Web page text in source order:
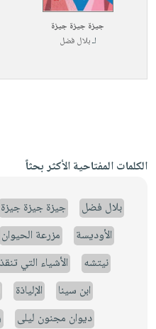
جيزة جيزة جيزة
لـبلال فضل
الكلمات المفتاحية الأكثر بحثاً
بلال فضل جيزة جيزة جيزة
الأوديسة
مزرعة الحيوان
نيتشه
الأشياء التي
ابن سينا
الإلياذة
ديوان مجنون ليلى